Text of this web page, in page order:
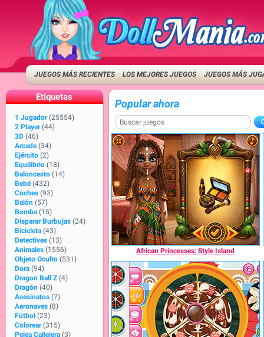
JUEGOS MÁS RECIENTES LOS MEJORES JUEGOS JUEGOS MÁS
Etiquetas
1 Jugador (25554)
2 Player (44)
3D (46)
Arcade (34)
Ejército (2)
Equilibrio (18)
Baloncesto (14)
Bebé (432)
Coches (93)
Balón (57)
Bomba (15)
Disparar Burbujas (24)
Bicicleta (43)
Detectives (13)
Animales (1556)
Objeto Oculto (531)
Dora (94)
Dragon Ball Z (4)
Dragón (40)
Asesinatos (7)
Aeronaves (8)
Fútbol (23)
Colorear (315)
Pelea Callejera (3)
Popular ahora
African Princesses: Style Island